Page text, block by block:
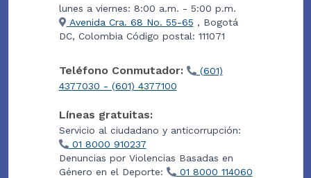
lunes a viernes: 8:00 a.m. - 5:00 p.m.
Avenida Cra. 68 No. 55-65 , Bogotá
DC, Colombia Código postal: 111071
Teléfono Conmutador:
(601)
4377030 - (601) 4377100
Líneas gratuitas:
Servicio al ciudadano y anticorrupción:
01 8000 910237
Denuncias por Violencias Basadas en
Género en el Deporte:
01 8000 114060